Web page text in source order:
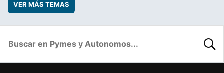
VER MÁS TEMAS